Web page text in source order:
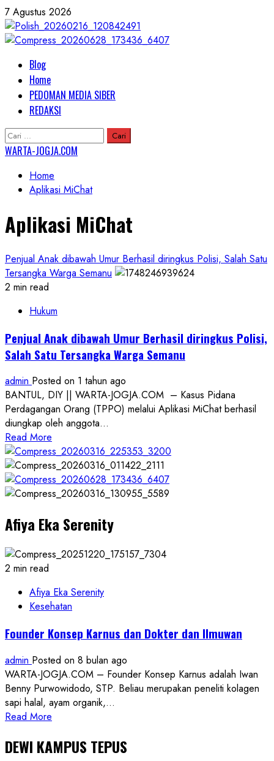
Skip
to
content
7 Agustus 2026
Primary
Menu
Blog
Home
PEDOMAN MEDIA SIBER
REDAKSI
Cari
untuk:
WARTA-JOGJA.COM
Home
Aplikasi MiChat
Aplikasi MiChat
Penjual Anak dibawah Umur Berhasil diringkus Polisi, Salah Satu
Tersangka Warga Semanu
2 min read
Hukum
Penjual Anak dibawah Umur Berhasil diringkus Polisi,
Salah Satu Tersangka Warga Semanu
admin Posted on 1 tahun ago
BANTUL, DIY || WARTA-JOGJA.COM – Kasus Pidana
Perdagangan Orang (TPPO) melalui Aplikasi MiChat berhasil
diungkap oleh anggota...
Read More
more
about
Penjual
Anak
Umur
Berhasil
diringkus
Polisi,
Satu
Tersangka
Semanu
Afiya Eka Serenity
2 min read
Afiya Eka Serenity
Kesehatan
Founder Konsep Karnus dan Dokter dan Ilmuwan
admin Posted on 8 bulan ago
WARTA-JOGJA.COM – Founder Konsep Karnus adalah Iwan
Benny Purwowidodo, STP. Beliau merupakan peneliti kolagen
sapi halal, ayam organik,...
Read More
about
DEWI KAMPUS TEPUS